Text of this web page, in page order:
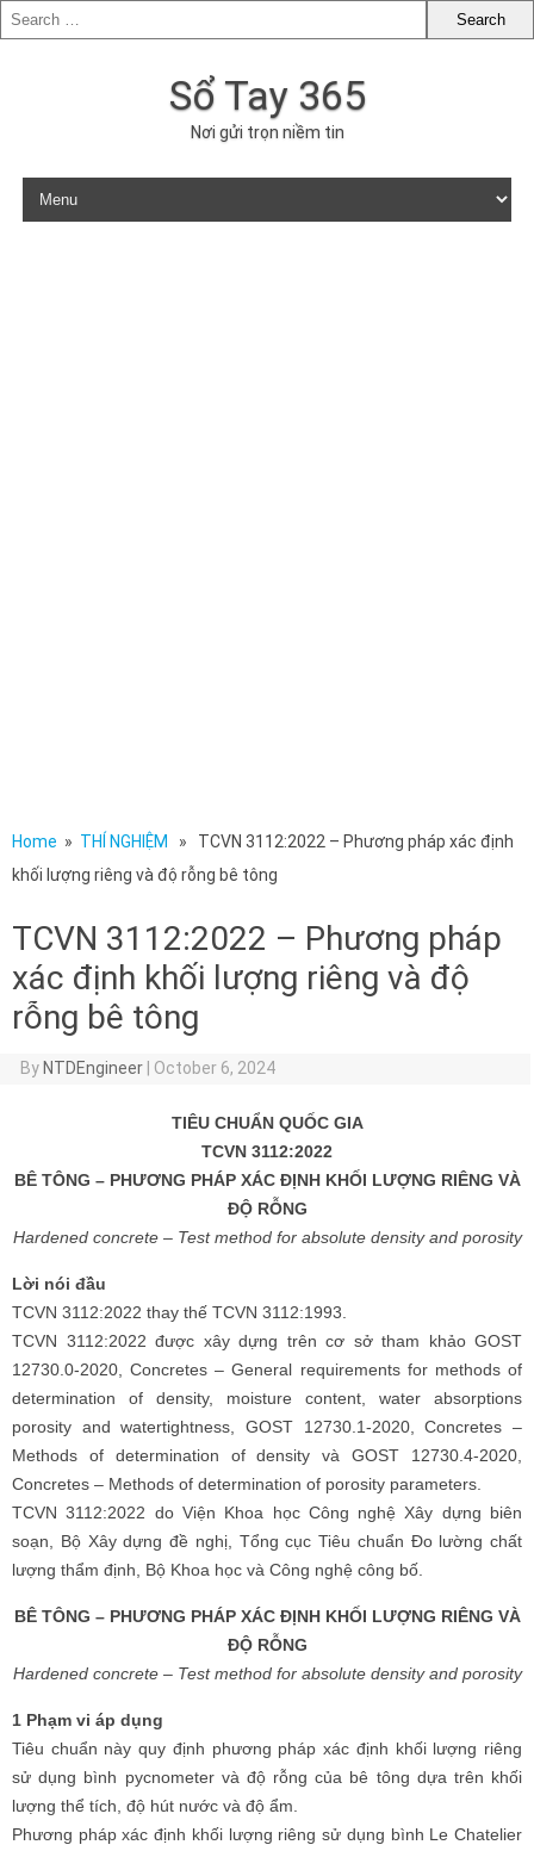
Sổ Tay 365
Nơi gửi trọn niềm tin
Skip to content
Home » THÍ NGHIỆM
» TCVN 3112:2022 – Phương pháp xác định
khối lượng riêng và độ rỗng bê tông
TCVN 3112:2022 – Phương pháp
xác định khối lượng riêng và độ
rỗng bê tông
ByNTDEngineer | October 6, 2024
TIÊU CHUẨN QUỐC GIA
TCVN 3112:2022
BÊ TÔNG – PHƯƠNG PHÁP XÁC ĐỊNH KHỐI LƯỢNG RIÊNG VÀ
ĐỘ RỖNG
Hardened concrete – Test method for absolute density and porosity
Lời nói đầu
TCVN 3112:2022 thay thế TCVN 3112:1993.
TCVN 3112:2022 được xây dựng trên cơ sở tham khảo GOST
12730.0-2020, Concretes – General requirements for methods of
determination of density, moisture content, water absorptions
porosity and watertightness, GOST 12730.1-2020, Concretes –
Methods of determination of density và GOST 12730.4-2020,
Concretes – Methods of determination of porosity parameters.
TCVN 3112:2022 do Viện Khoa học Công nghệ Xây dựng biên
soạn, Bộ Xây dựng đề nghị, Tổng cục Tiêu chuẩn Đo lường chất
lượng thẩm định, Bộ Khoa học và Công nghệ công bố.
BÊ TÔNG – PHƯƠNG PHÁP XÁC ĐỊNH KHỐI LƯỢNG RIÊNG VÀ
ĐỘ RỖNG
Hardened concrete – Test method for absolute density and porosity
1 Phạm vi áp dụng
Tiêu chuẩn này quy định phương pháp xác định khối lượng riêng
sử dụng bình pycnometer và độ rỗng của bê tông dựa trên khối
lượng thể tích, độ hút nước và độ ẩm.
Phương pháp xác định khối lượng riêng sử dụng bình Le Chatelier